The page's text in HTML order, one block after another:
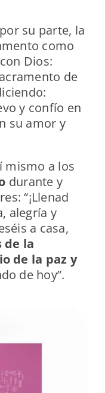
su parte, la
como
Dios:
de
y confío en
su amor y
mismo a los
durante y
“¡Llenad
alegría y
a casa,
de la
de la paz y
de hoy”.